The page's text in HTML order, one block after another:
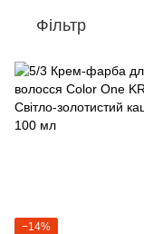
Фільтр
−14%